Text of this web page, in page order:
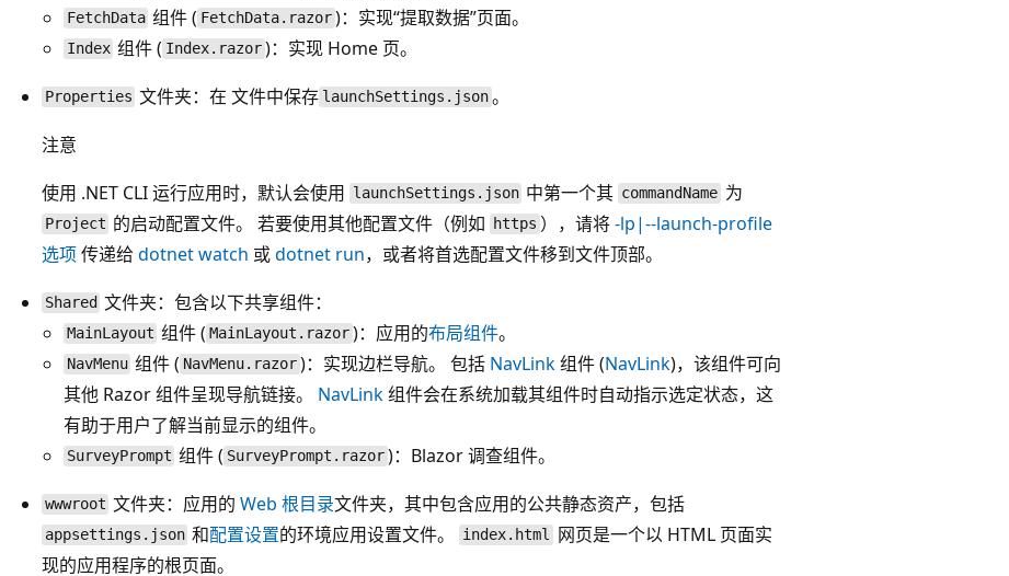
FetchData 组件 ( FetchData.razor)：实现“提取数据”页面。
Index 组件 ( Index.razor)：实现 Home 页。
Properties 文件夹：在 文件中保存 launchSettings.json。
注意
使用 .NET CLI 运行应用时，默认会使用 launchSettings.json 中第一个其 commandName 为
Project 的启动配置文件。 若要使用其他配置文件（例如 https ），请将-lp|--launch-profile
选项传递给 dotnet watch 或dotnet run，或者将首选配置文件移到文件顶部。
Shared 文件夹：包含以下共享组件：
MainLayout 组件 ( MainLayout.razor)：应用的布局组件。
NavMenu 组件 ( NavMenu.razor)：实现边栏导航。 包括 NavLink组件 (NavLink)，该组件可向
其他 Razor 组件呈现导航链接。 NavLink组件会在系统加载其组件时自动指示选定状态，这
有助于用户了解当前显示的组件。
SurveyPrompt 组件 ( SurveyPrompt.razor)：Blazor 调查组件。
wwwroot 文件夹：应用的Web 根目录文件夹，其中包含应用的公共静态资产，包括
appsettings.json 和配置设置的环境应用设置文件。 index.html 网页是一个以 HTML 页面实
现的应用程序的根页面。